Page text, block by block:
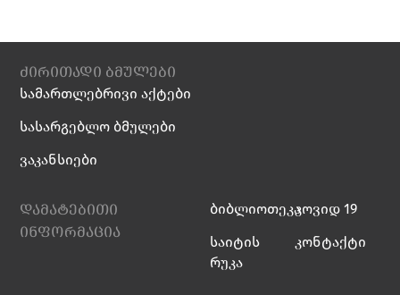
ძირითადი ბმულები
სამართლებრივი აქტები
სასარგებლო ბმულები
ვაკანსიები
დამატებითი
ინფორმაცია
ბიბლიოთეკა
საიტის
რუკა
კოვიდ 19
კონტაქტი